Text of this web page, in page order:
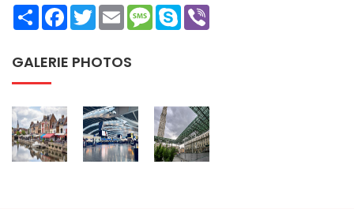
ShareFacebookTwitterEmailMessage
Skype
GALERIE PHOTOS